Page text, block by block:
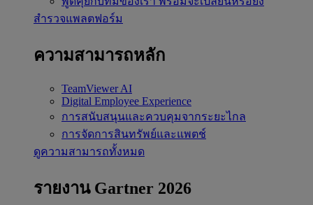
สำรวจแพลตฟอร์ม
ความสามารถหลัก
TeamViewer AI
Digital Employee Experience
การสนับสนุนและควบคุมจากระยะไกล
การจัดการสินทรัพย์และแพตช์
ดูความสามารถทั้งหมด
รายงาน Gartner 2026